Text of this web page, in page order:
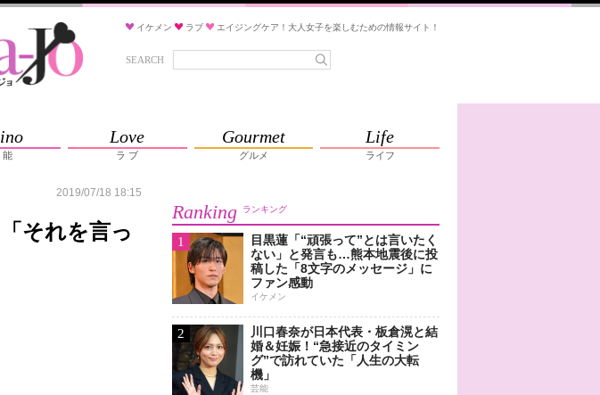
イケメン ラブ エイジングケア！大人女子を楽しむための情報サイト！
SEARCH
能
Love
ラ ブ
Gourmet
グルメ
Life
ライフ
2019/07/18 18:15
それを言っ
Ranking ランキング
1
目黒蓮「“頑張って”とは言いたく
ない」と発言も…熊本地震後に投
稿した「8文字のメッセージ」に
ファン感動
イケメン
2
川口春奈が日本代表・板倉滉と結
婚＆妊娠！“急接近のタイミン
グ”で訪れていた「人生の大転
機」
芸能